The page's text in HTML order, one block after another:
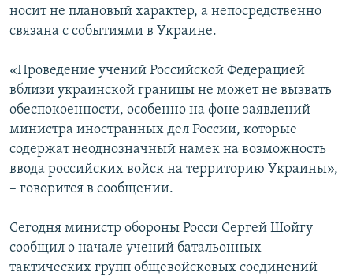
носит не плановый характер, а непосредственно
связана с событиями в Украине.
«Проведение учений Российской Федерацией
вблизи украинской границы не может не вызвать
обеспокоенности, особенно на фоне заявлений
министра иностранных дел России, которые
содержат неоднозначный намек на возможность
ввода российских войск на территорию Украины»,
– говорится в сообщении.
Сегодня министр обороны Росси Сергей Шойгу
сообщил о начале учений батальонных
тактических групп общевойсковых соединений